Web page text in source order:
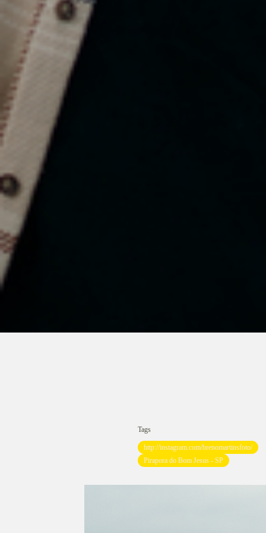
Tags
http://instagram.com/brenomartinsfoto/
Pirapora do Bom Jesus - SP